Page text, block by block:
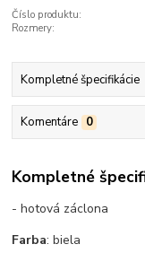
Číslo produktu:
Rozmery:
Kompletné špecifikácie
Komentáre 0
Kompletné
- hotová záclona
Farba: biela